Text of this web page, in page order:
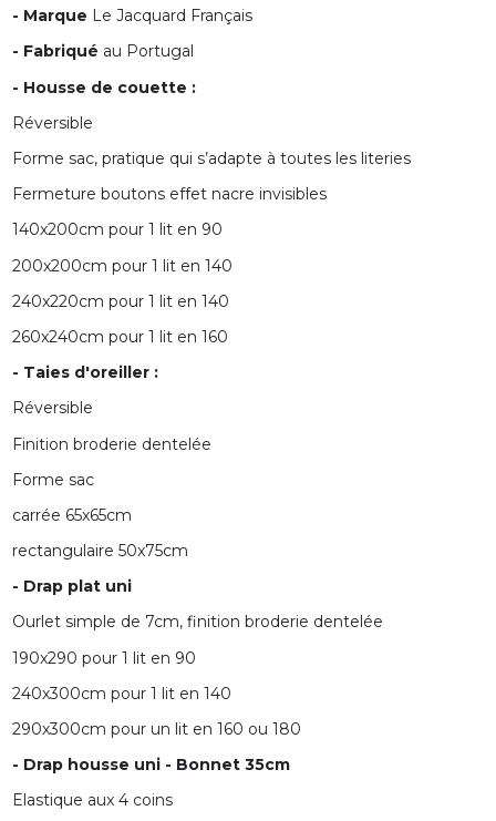
- Marque Le Jacquard Français
- Fabriqué au Portugal
- Housse de couette :
Réversible
Forme sac, pratique qui s’adapte à toutes les literies
Fermeture boutons effet nacre invisibles
140x200cm pour 1 lit en 90
200x200cm pour 1 lit en 140
240x220cm pour 1 lit en 140
260x240cm pour 1 lit en 160
- Taies d'oreiller :
Réversible
Finition broderie dentelée
Forme sac
carrée 65x65cm
rectangulaire 50x75cm
- Drap plat uni
Ourlet simple de 7cm, finition broderie dentelée
190x290 pour 1 lit en 90
240x300cm pour 1 lit en 140
290x300cm pour un lit en 160 ou 180
- Drap housse uni - Bonnet 35cm
Elastique aux 4 coins